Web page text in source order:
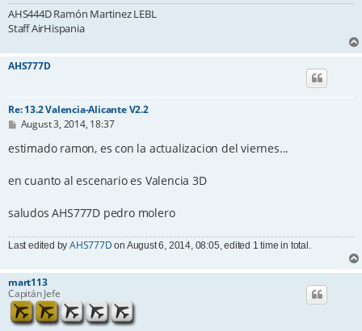
AHS444D Ramón Martinez LEBL
Staff AirHispania
AHS777D
Re: 13.2 Valencia-Alicante V2.2
P
s
t
August 3, 2014, 18:37
estimado ramon, es con la actualizacion del viernes...
en cuanto al escenario es Valencia 3D
saludos AHS777D pedro molero
Last edited by AHS777D on August 6, 2014, 08:05, edited 1 time in total.
mart113
Capitán Jefe